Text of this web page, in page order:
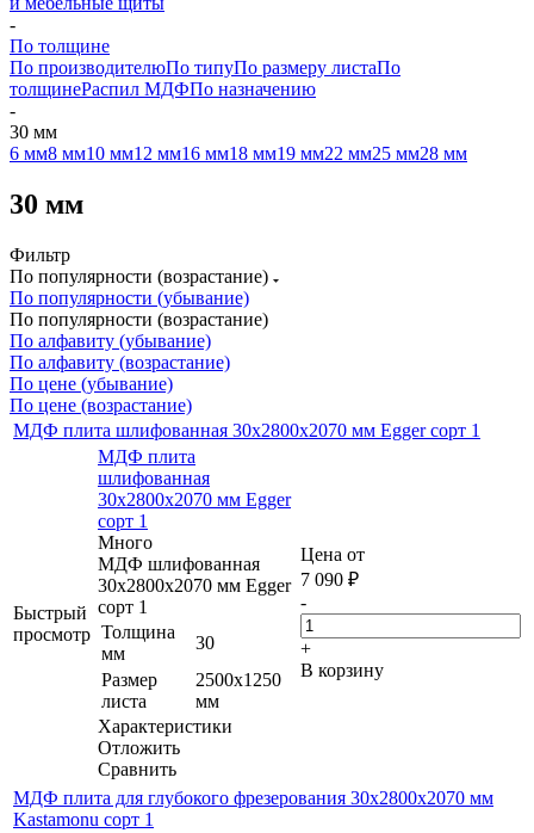
-
По толщине
По производителюПо типуПо размеру листаПо
толщинеРаспил МДФПо назначению
-
30 мм
6 мм8 мм10 мм12 мм16 мм18 мм19 мм22 мм25 мм28 мм
30 мм
Фильтр
По популярности (возрастание)
По популярности (убывание)
По популярности (возрастание)
По алфавиту (убывание)
По алфавиту (возрастание)
По цене (убывание)
По цене (возрастание)
МДФ плита шлифованная 30х2800х2070 мм Egger сорт 1
Быстрый
просмотр
МДФ плита
шлифованная
30х2800х2070 мм Egger
сорт 1
Много
МДФ шлифованная
30х2800х2070 мм Egger
сорт 1
Толщина
мм
30
Размер
листа
2500х1250
мм
Характеристики
Отложить
Сравнить
Цена от
7 090 ₽
-
+
В корзину
МДФ плита для глубокого фрезерования 30х2800х2070 мм
Kastamonu сорт 1